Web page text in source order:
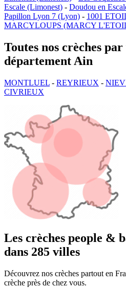
Escale (Limonest) - Doudou en
Papillon Lyon 7 (Lyon) - 1001
MARCYLOUPS (MARCY
Toutes nos crèches
département Ain
MONTLUEL - REYRIEUX -
CIVRIEUX
Les crèches people &
dans 285 villes
Découvrez nos crèches partout en
crèche près de chez vous.